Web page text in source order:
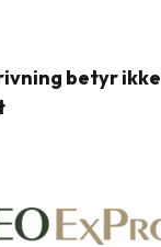
betyr ikke